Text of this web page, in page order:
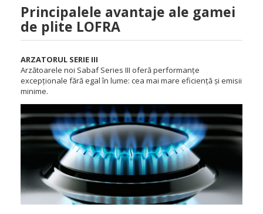
Principalele avantaje ale gamei
de plite LOFRA
ARZATORUL SERIE III
Arzătoarele noi Sabaf Series III oferă performanțe
excepționale fără egal în lume: cea mai mare eficiență și emisii
minime.